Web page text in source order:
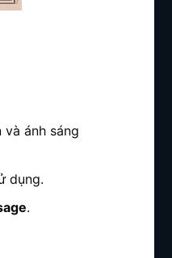
ánh sáng
dụng.
.